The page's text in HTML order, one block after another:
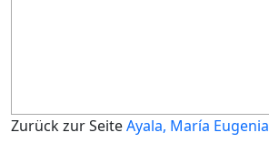
Zurück zur SeiteAyala, María Eugenia